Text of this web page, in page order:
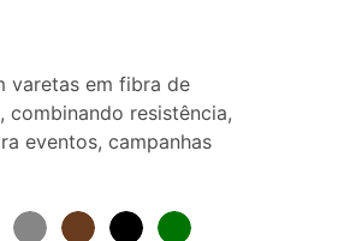
varetas em fibra de
combinando resistência,
eventos, campanhas